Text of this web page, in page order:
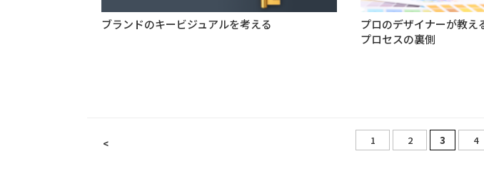
ブランドのキービジュアルを考える
プロのデザイナーが教
プロセスの裏側
< 1 2 3 4